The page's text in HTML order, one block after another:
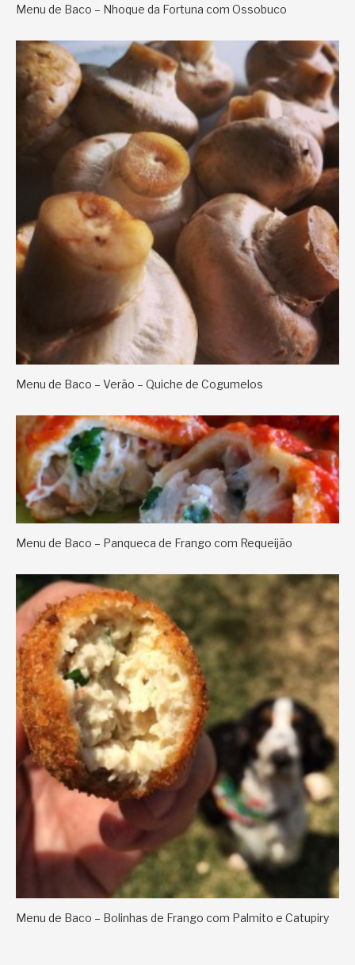
Menu de Baco – Nhoque da Fortuna com Ossobuco
Menu de Baco – Verão – Quiche de Cogumelos
Menu de Baco – Panqueca de Frango com Requeijão
Menu de Baco – Bolinhas de Frango com Palmito e Catupiry